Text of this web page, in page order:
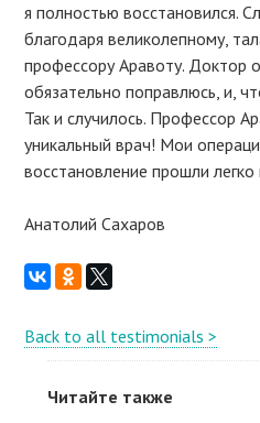
я полностью восстановился.
благодаря великолепному,
профессору Аравоту. Доктор
обязательно поправлюсь, и,
Так и случилось. Профессор
уникальный врач! Мои
восстановление прошли
Анатолий Сахаров
Back to all testimonials >
Читайте также